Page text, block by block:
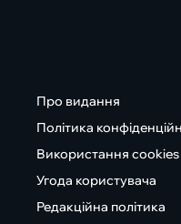
Про видання
Політика
Використання cookies
Угода користувача
Редакційна політика